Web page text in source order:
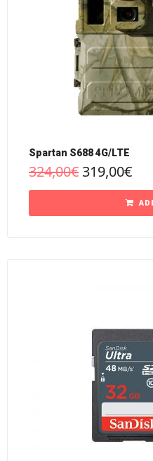
Spartan S688 4G/LTE
324,00€ 319,00€